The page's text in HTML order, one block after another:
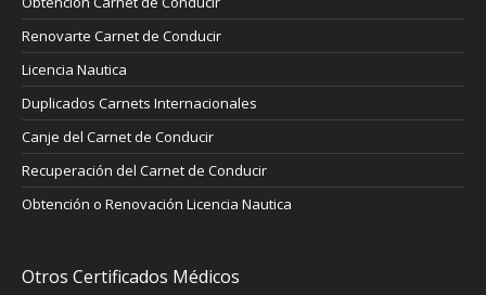
Renovarte Carnet de Conducir
Licencia Nautica
Duplicados Carnets Internacionales
Canje del Carnet de Conducir
Recuperación del Carnet de Conducir
Obtención o Renovación Licencia Nautica
Otros Certificados Médicos